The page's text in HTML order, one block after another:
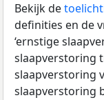
Bekijk de
definities en de
‘ernstige
slaapverstoring
slaapverstoring
slaapverstoring